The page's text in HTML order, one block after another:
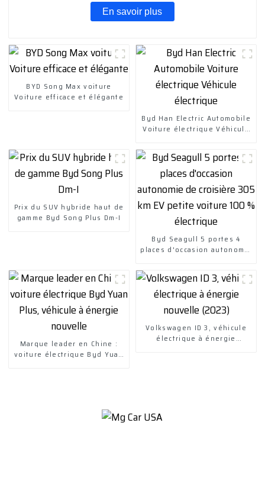
En savoir plus
BYD Song Max voiture
Voiture efficace et élégante
Byd Han Electric Automobile
Voiture électrique Véhicule
Prix ​​du SUV hybride haut de
gamme Byd Song Plus Dm-I
Byd Seagull 5 portes 4
places d'occasion autonomie
électrique
Marque leader en Chine :
voiture électrique Byd Yuan
Volkswagen ID 3, véhicule
électrique à énergie